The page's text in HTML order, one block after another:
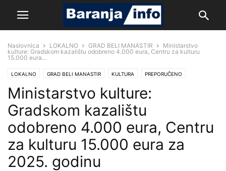
Naslovnica LOKALNO GRAD BELI MANASTIR
Ministarstvo
kulture: Gradskom kazalištu odobreno 4.000 eura, Centru za kulturu
15.000 eura...
LOKALNO GRAD BELI MANASTIR KULTURA PREPORUČENO
Ministarstvo kulture:
Gradskom kazalištu
odobreno 4.000 eura, Centru
za kulturu 15.000 eura za
2025. godinu